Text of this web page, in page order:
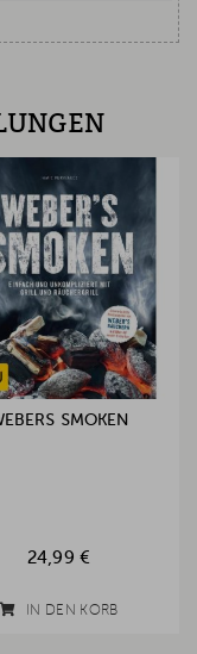
SMOKEN
24,99 €
IN DEN KORB